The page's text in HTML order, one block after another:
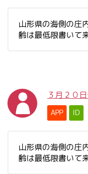
山形県の海側の庄
齢は最低限書いて
３月２０
APP ID
山形県の海側の庄
齢は最低限書いて